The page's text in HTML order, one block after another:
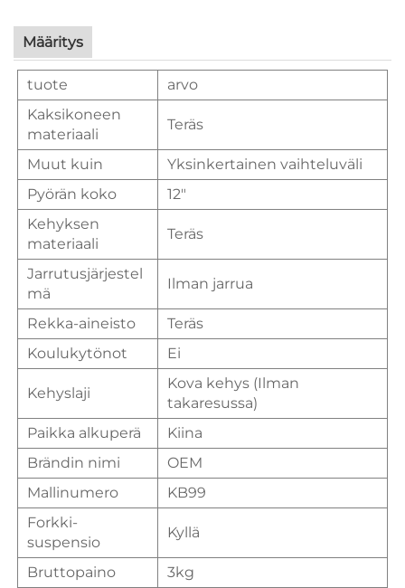
Määritys
tuote
arvo
Kaksikoneen
materiaali
Teräs
Muut kuin
Yksinkertainen vaihteluväli
Pyörän koko
12"
Kehyksen
materiaali
Teräs
Jarrutusjärjestel
mä
Ilman jarrua
Rekka-aineisto
Teräs
Koulukytönot
Ei
Kehyslaji
Kova kehys (Ilman
takaresussa)
Paikka alkuperä
Kiina
Brändin nimi
OEM
Mallinumero
KB99
Forkki-
suspensio
Kyllä
Bruttopaino 3kg